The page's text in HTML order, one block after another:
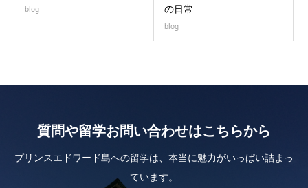
blog
の日常
blog
質問や留学お問い合わせはこちらから
プリンスエドワード島への留学は、本当に魅力がいっぱい詰まっ
ています。